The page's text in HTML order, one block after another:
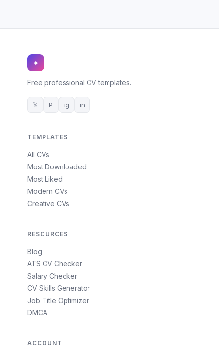
✦
Free professional CV templates.
𝕏 P ig in
TEMPLATES
All CVs
Most Downloaded
Most Liked
Modern CVs
Creative CVs
RESOURCES
Blog
ATS CV Checker
Salary Checker
CV Skills Generator
Job Title Optimizer
DMCA
ACCOUNT